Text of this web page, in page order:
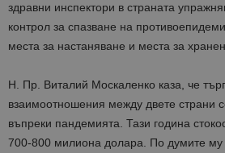
здравни инспектори в страната
контрол за спазване на
места за настаняване и места за
Н. Пр. Виталий Москаленко каза, че
взаимоотношения между двете страни
въпреки пандемията. Тази година
700-800 милиона долара. По думите му